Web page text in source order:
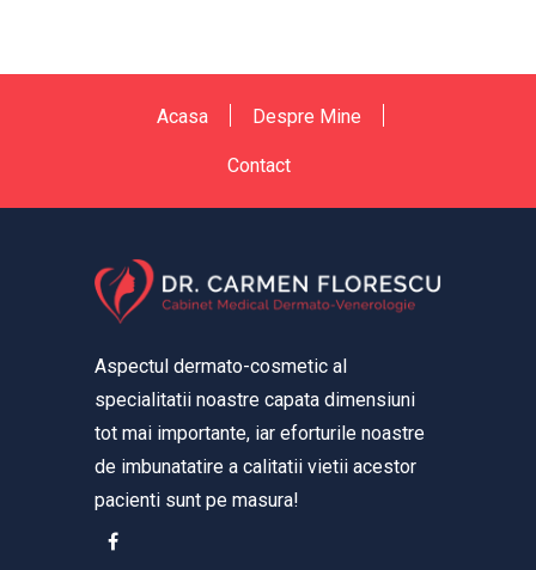
Acasa Despre Mine
Contact
Aspectul dermato-cosmetic al
specialitatii noastre capata dimensiuni
tot mai importante, iar eforturile noastre
de imbunatatire a calitatii vietii acestor
pacienti sunt pe masura!